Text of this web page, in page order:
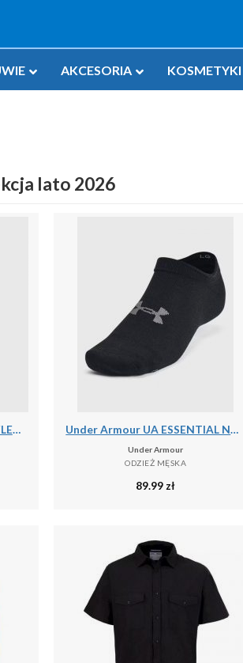
AKCESORIA KOSMETYKI
lato 2026
Under Armour UA ARMOUR FLEECE JOGGERS Spodnie męskie Under Armour UA ESSENTIAL NO SHOW 6PK Skarpety uniseks
Under Armour
ODZIEŻ MĘSKA
89.99 zł